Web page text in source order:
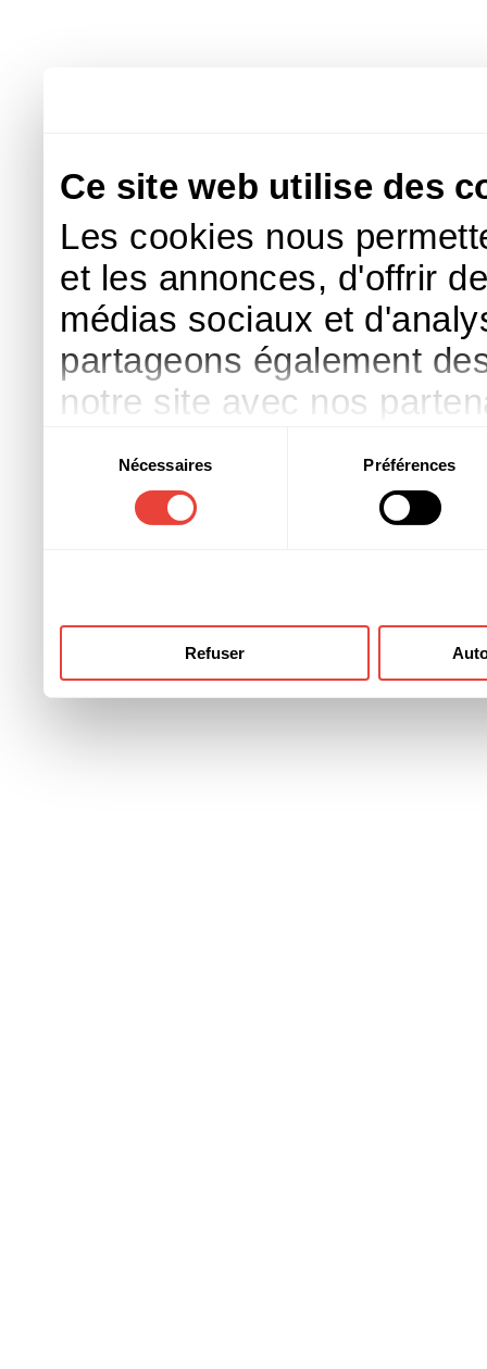
Ce site web utilise des
Les cookies nous
et les annonces, d'offrir
médias sociaux et
partageons également
notre site avec nos
d'autres informations
ont collectées lors de
consentement
Nécessaires Préférences
Refuser